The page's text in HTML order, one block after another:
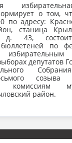
о том,
по адресу:
станица
д. 43,
бюллетеней по
депутатов
созыва
комиссиям
район.